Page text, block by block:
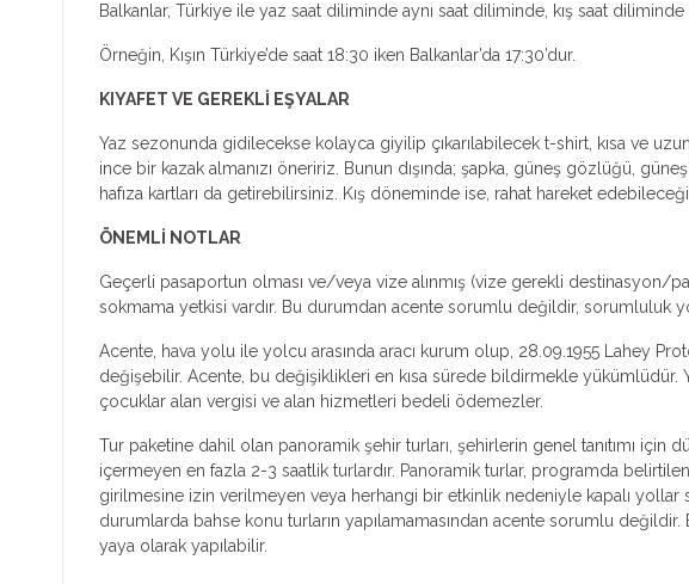
Balkanlar, Türkiye ile yaz saat diliminde aynı saat diliminde, kış saat diliminde
Örneğin, Kışın Türkiye’de saat 18:30 iken Balkanlar’da 17:30’dur.
KIYAFET VE GEREKLİ EŞYALAR
Yaz sezonunda gidilecekse kolayca giyilip çıkarılabilecek t-shirt, kısa ve
ince bir kazak almanızı öneririz. Bunun dışında; şapka, güneş gözlüğü,
hafıza kartları da getirebilirsiniz. Kış döneminde ise, rahat hareket
ÖNEMLİ NOTLAR
Geçerli pasaportun olması ve/veya vize alınmış (vize gerekli destinasyon/
sokmama yetkisi vardır. Bu durumdan acente sorumlu değildir, sorumluluk
Acente, hava yolu ile yolcu arasında aracı kurum olup, 28.09.1955 Lahey
değişebilir. Acente, bu değişiklikleri en kısa sürede bildirmekle yükümlüdür.
çocuklar alan vergisi ve alan hizmetleri bedeli ödemezler.
Tur paketine dahil olan panoramik şehir turları, şehirlerin genel tanıtımı
içermeyen en fazla 2-3 saatlik turlardır. Panoramik turlar, programda
girilmesine izin verilmeyen veya herhangi bir etkinlik nedeniyle kapalı yollar
durumlarda bahse konu turların yapılamamasından acente sorumlu
yaya olarak yapılabilir.